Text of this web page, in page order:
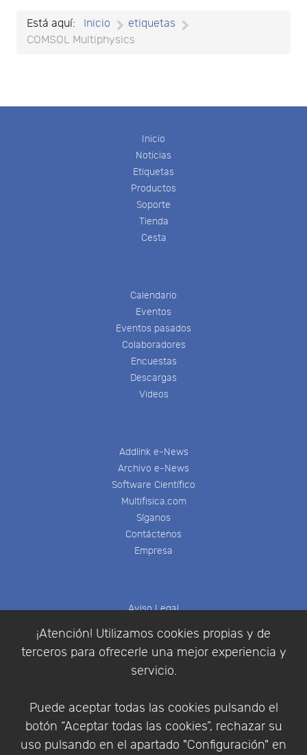
¡Atención! Utilizamos cookies propias y de
terceros para ofrecerle una mejor experiencia y
servicio.
Puede aceptar todas las cookies pulsando el
botón “Aceptar todas las cookies”, rechazar su
uso pulsando en el apartado "Configuración" en
Está aquí: Inicio
etiquetas
COMSOL Multiphysics
Inicio
Noticias
Etiquetas
Productos
Soporte
Tienda
Cesta
Calendario
Eventos
Eventos pasados
Colaboradores
Encuestas
Descargas
Videos
Addlink e-News
Archivo e-News
Software Científico
Multifisica.com
Síganos
Contáctenos
Empresa
Aviso Legal
Política de Privacidad
Condiciones de compra
Identificarse